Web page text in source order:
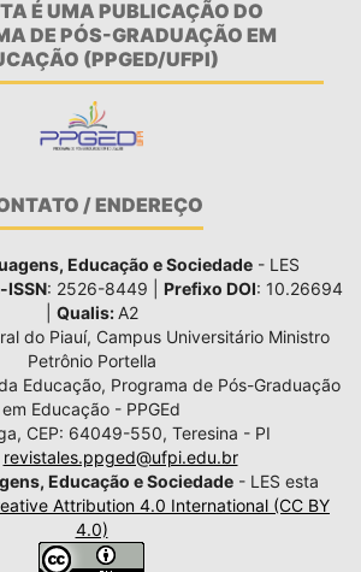
É UMA PUBLICAÇÃO DO
DE PÓS-GRADUAÇÃO EM
(PPGED/UFPI)
/ ENDEREÇO
Educação e Sociedade - LES
ISSN: 2526-8449 | Prefixo DOI: 10.26694
Qualis: A2
do Piauí, Campus Universitário Ministro
Petrônio Portella
Educação, Programa de Pós-Graduação
em Educação - PPGEd
CEP: 64049-550, Teresina - PI
revistales.ppged@ufpi.edu.br
Educação e Sociedade - LES esta
Attribution 4.0 International (CC BY
4.0)